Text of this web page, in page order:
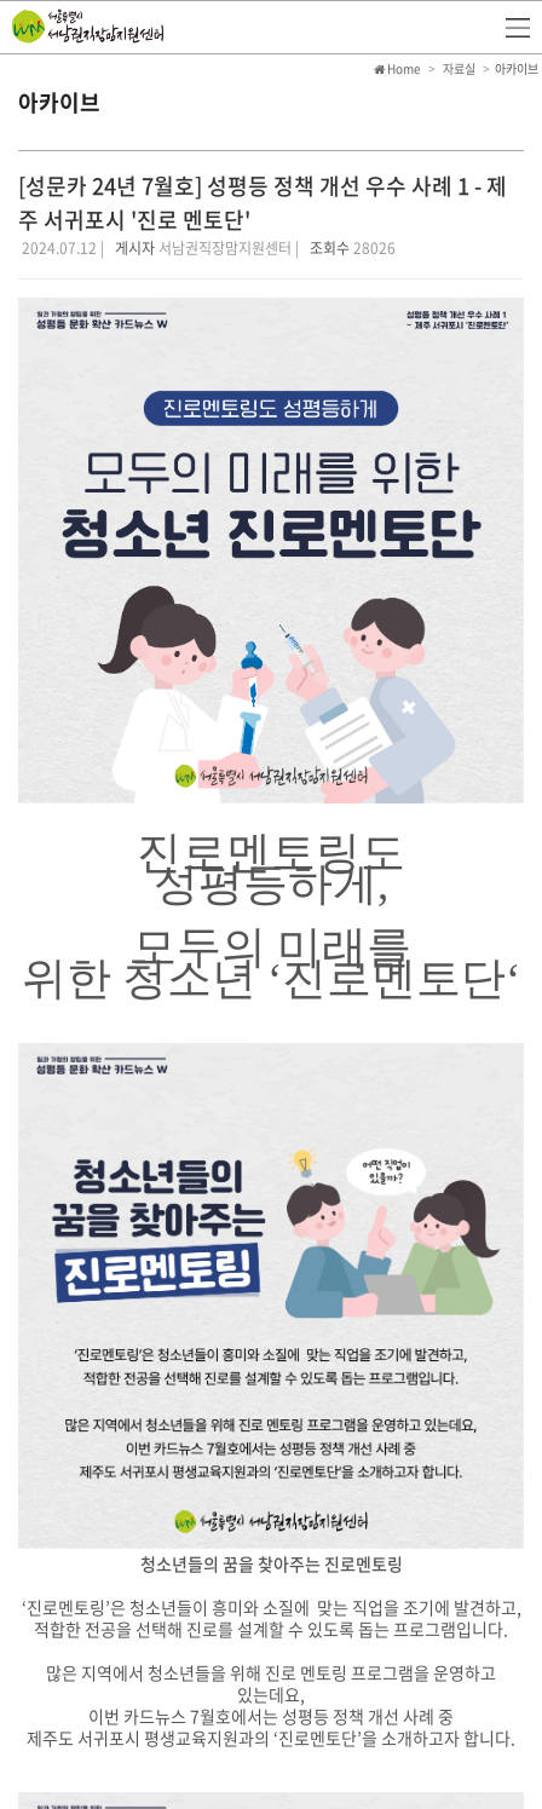
아카이브
Home 자료실 아카이브
[성문카 24년 7월호] 성평등 정책 개선 우수 사례 1 - 제
주 서귀포시 '진로 멘토단'
2024.07.12 | 게시자 서남권직장맘지원센터 | 조회수28026
진로멘토링도
성평등하게,
모두의 미래를
위한 청소년 ‘진로멘토단‘
청소년들의 꿈을 찾아주는 진로멘토링
‘진로멘토링’은 청소년들이 흥미와 소질에 맞는 직업을 조기에 발견하고,
적합한 전공을 선택해 진로를 설계할 수 있도록 돕는 프로그램입니다.
많은 지역에서 청소년들을 위해 진로 멘토링 프로그램을 운영하고
있는데요,
이번 카드뉴스 7월호에서는 성평등 정책 개선 사례 중
제주도 서귀포시 평생교육지원과의 ‘진로멘토단’을 소개하고자 합니다.